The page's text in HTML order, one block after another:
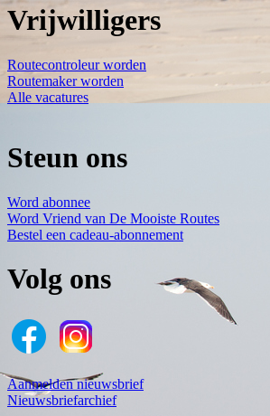
Vrijwilligers
Routecontroleur worden
Routemaker worden
Alle vacatures
Steun ons
Word abonnee
Word Vriend van De Mooiste Routes
Bestel een cadeau-abonnement
Volg ons
Aanmelden nieuwsbrief
Nieuwsbriefarchief